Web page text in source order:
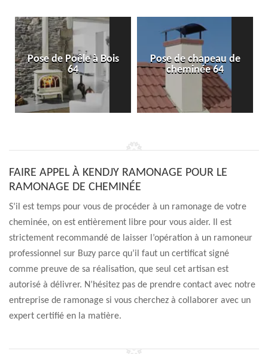
Pose de Poêle à Bois
64
Pose de chapeau de
cheminée 64
FAIRE APPEL À KENDJY RAMONAGE POUR LE
RAMONAGE DE CHEMINÉE
S’il est temps pour vous de procéder à un ramonage de votre
cheminée, on est entièrement libre pour vous aider. Il est
strictement recommandé de laisser l’opération à un ramoneur
professionnel sur Buzy parce qu’il faut un certificat signé
comme preuve de sa réalisation, que seul cet artisan est
autorisé à délivrer. N’hésitez pas de prendre contact avec notre
entreprise de ramonage si vous cherchez à collaborer avec un
expert certifié en la matière.